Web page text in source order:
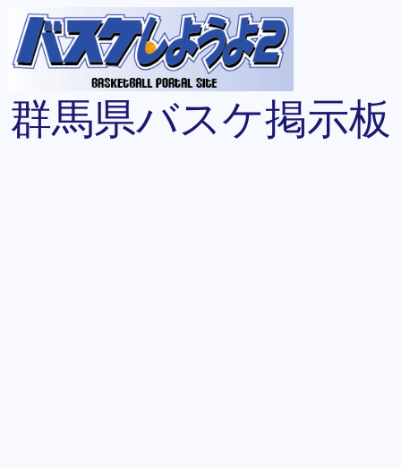
群馬県バスケ掲示板